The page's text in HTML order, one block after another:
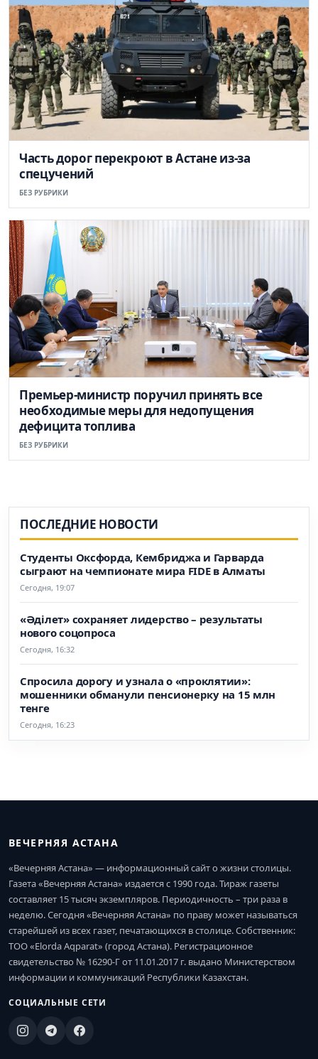
Часть дорог перекроют в Астане из-за
спецучений
БЕЗ РУБРИКИ
Премьер-министр поручил принять все
необходимые меры для недопущения
дефицита топлива
БЕЗ РУБРИКИ
ПОСЛЕДНИЕ НОВОСТИ
Студенты Оксфорда, Кембриджа и Гарварда
сыграют на чемпионате мира FIDE в Алматы
Сегодня, 19:07
«Әділет» сохраняет лидерство – результаты
нового соцопроса
Сегодня, 16:32
Спросила дорогу и узнала о «проклятии»:
мошенники обманули пенсионерку на 15 млн
тенге
Сегодня, 16:23
ВЕЧЕРНЯЯ АСТАНА
«Вечерняя Астана» — информационный сайт о жизни столицы.
Газета «Вечерняя Астана» издается с 1990 года. Тираж газеты
составляет 15 тысяч экземпляров. Периодичность – три раза в
неделю. Сегодня «Вечерняя Астана» по праву может называться
старейшей из всех газет, печатающихся в столице. Собственник:
ТОО «Elorda Aqparat» (город Астана). Регистрационное
свидетельство № 16290-Г от 11.01.2017 г. выдано Министерством
информации и коммуникаций Республики Казахстан.
СОЦИАЛЬНЫЕ СЕТИ